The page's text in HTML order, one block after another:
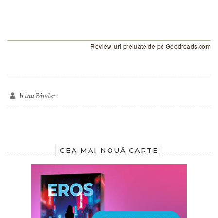
Review-uri preluate de pe Goodreads.com
Irina Binder
CEA MAI NOUĂ CARTE